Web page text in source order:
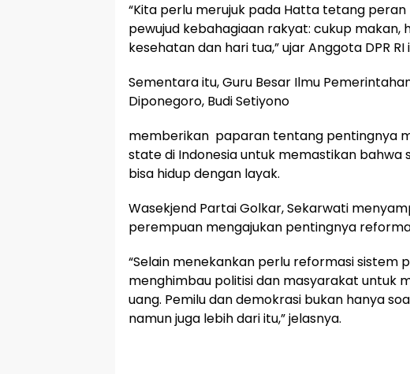
“Kita perlu merujuk pada Hatta tetang
pewujud kebahagiaan rakyat: cukup makan,
kesehatan dan hari tua,” ujar Anggota DPR RI
Sementara itu, Guru Besar Ilmu
Diponegoro, Budi Setiyono
memberikan paparan tentang pentingnya
state di Indonesia untuk memastikan bahwa
bisa hidup dengan layak.
Wasekjend Partai Golkar, Sekarwati
perempuan mengajukan pentingnya
“Selain menekankan perlu reformasi sistem
menghimbau politisi dan masyarakat untuk
uang. Pemilu dan demokrasi bukan hanya
namun juga lebih dari itu,” jelasnya.